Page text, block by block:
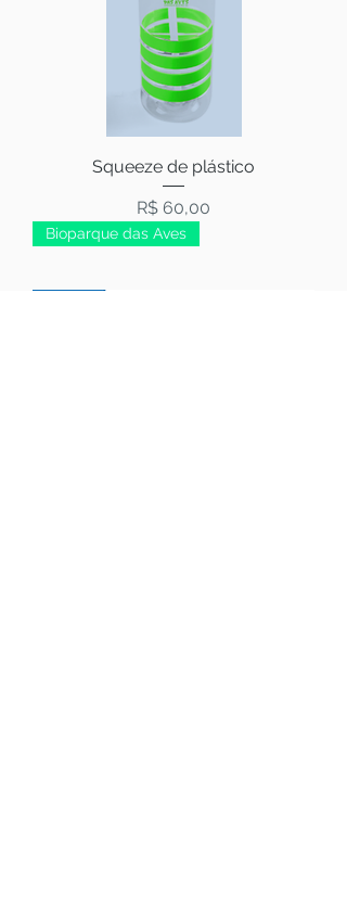
Squeeze de plástico
Preço
R$ 60,00
Bioparque das Aves